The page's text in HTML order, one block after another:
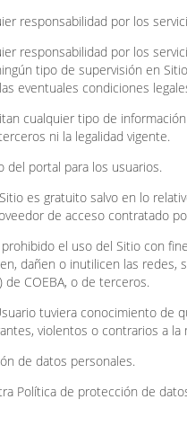
responsabilidad por los
responsabilidad por los
tipo de supervisión en
eventuales condiciones
cualquier tipo de
ni la legalidad vigente.
del portal para los usuarios.
es gratuito salvo en lo
de acceso contratado
el uso del Sitio con
dañen o inutilicen las redes,
COEBA, o de terceros.
tuviera conocimiento de
violentos o contrarios a
de datos personales.
Política de protección de